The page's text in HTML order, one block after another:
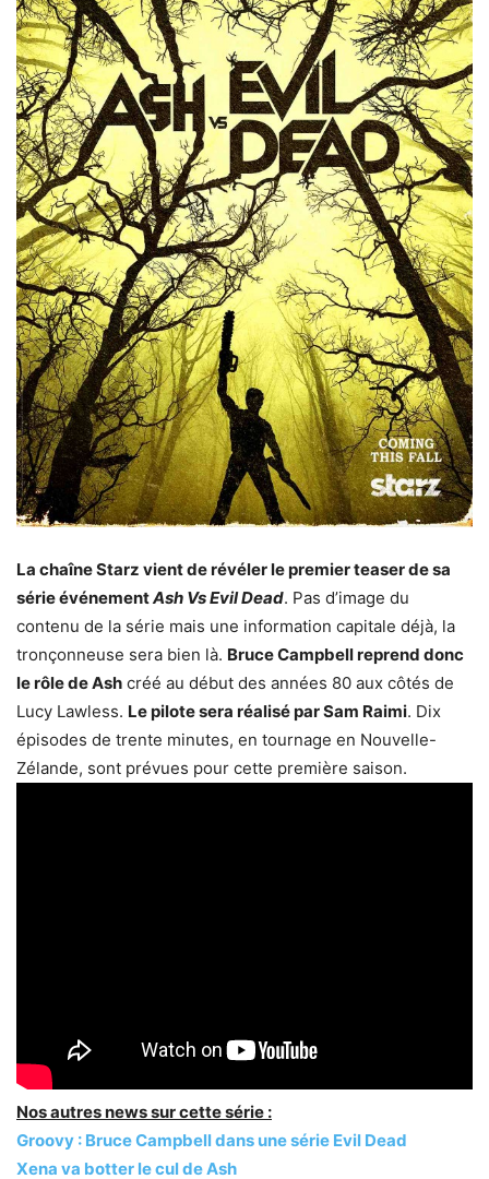
La chaîne Starz vient de révéler le premier teaser de sa
série événementAsh Vs Evil Dead. Pas d’image du
contenu de la série mais une information capitale déjà, la
tronçonneuse sera bien là. Bruce Campbell reprend donc
le rôle de Ash créé au début des années 80 aux côtés de
Lucy Lawless. Le pilote sera réalisé par Sam Raimi. Dix
épisodes de trente minutes, en tournage en Nouvelle-
Zélande, sont prévues pour cette première saison.
Nos autres news sur cette série :
Groovy : Bruce Campbell dans une série Evil Dead
Xena va botter le cul de Ash